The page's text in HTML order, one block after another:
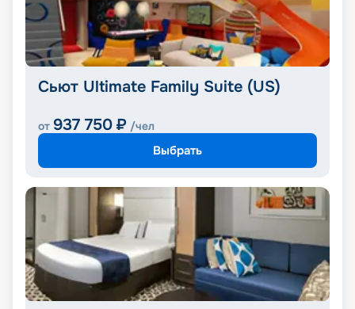
Сьют Ultimate Family Suite (US)
от 937 750 ₽ /чел
Выбрать